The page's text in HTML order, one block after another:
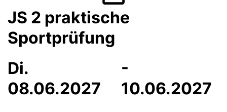
JS 2 praktische
Sportprüfung
Di.
08.06.2027
-
10.06.2027